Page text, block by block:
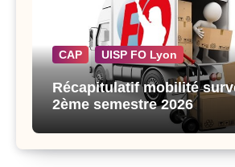
CAP UISP FO Lyon
Récapitulatif mobilité
2ème semestre 2026